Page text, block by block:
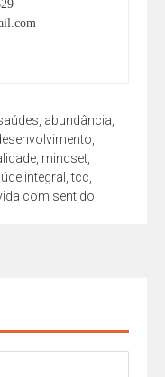
abundância
mindset
integral ,tcc
com sentido